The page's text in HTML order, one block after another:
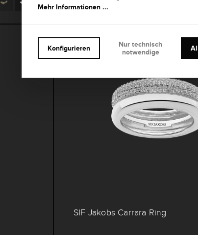
SIF Jakobs Carrara Ring
Mehr Informationen ...
Konfigurieren
Nur technisch
notwendige